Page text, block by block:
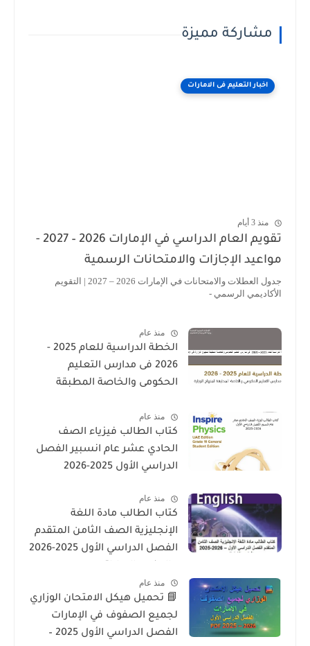
مشاركة مميزة
اخبار التعليم فى الامارات
منذ 3 أيام
تقويم العام الدراسي في الإمارات 2026 – 2027 -
مواعيد الإجازات والامتحانات الرسمية
جدول العطلات والامتحانات في الإمارات 2026 – 2027 | التقويم
الأكاديمي الرسمي -
منذ عام
الخطة الدراسية للعام 2025 -
2026 فى مدارس التعليم
الحكومى والخاصة المطبقة
منذ عام
كتاب الطالب فيزياء الصف
الحادي عشر عام انسبير الفصل
الدراسي الأول 2025-2026
منذ عام
كتاب الطالب مادة اللغة
الإنجليزية الصف الثامن المتقدم
الفصل الدراسي الأول 2025-2026
منذ عام
📘 تحميل هيكل الامتحان الوزاري
لجميع الصفوف في الإمارات
الفصل الدراسي الأول 2025 –